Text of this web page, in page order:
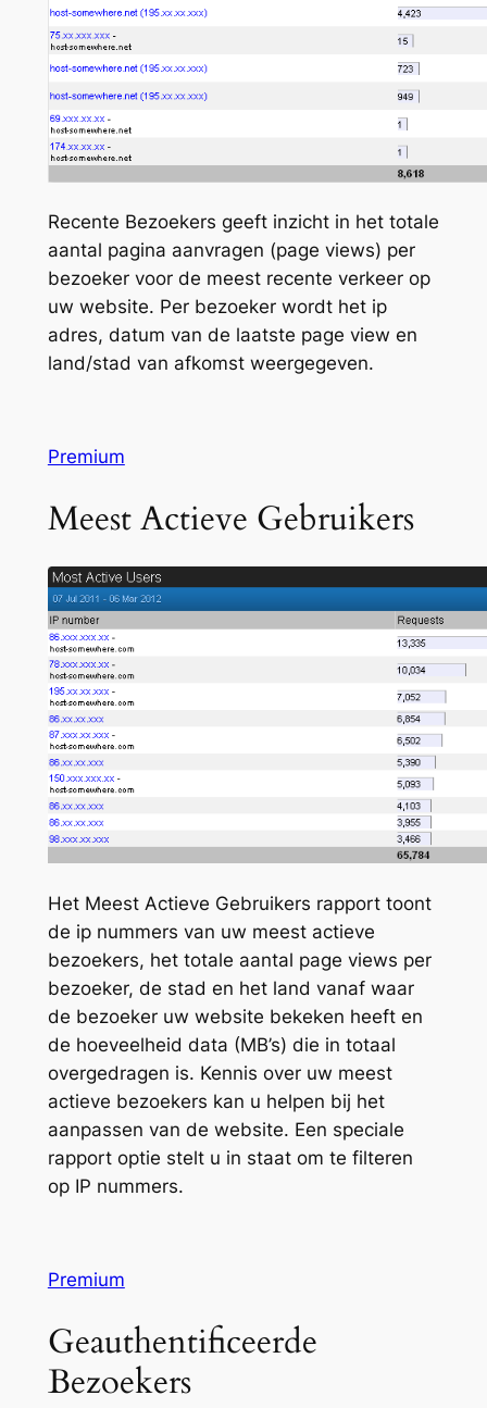
Recente Bezoekers geeft inzicht in het totale
aantal pagina aanvragen (page views) per
bezoeker voor de meest recente verkeer op
uw website. Per bezoeker wordt het ip
adres, datum van de laatste page view en
land/stad van afkomst weergegeven.
Premium
Meest Actieve Gebruikers
Het Meest Actieve Gebruikers rapport toont
de ip nummers van uw meest actieve
bezoekers, het totale aantal page views per
bezoeker, de stad en het land vanaf waar
de bezoeker uw website bekeken heeft en
de hoeveelheid data (MB’s) die in totaal
overgedragen is. Kennis over uw meest
actieve bezoekers kan u helpen bij het
aanpassen van de website. Een speciale
rapport optie stelt u in staat om te filteren
op IP nummers.
Premium
Geauthentificeerde
Bezoekers